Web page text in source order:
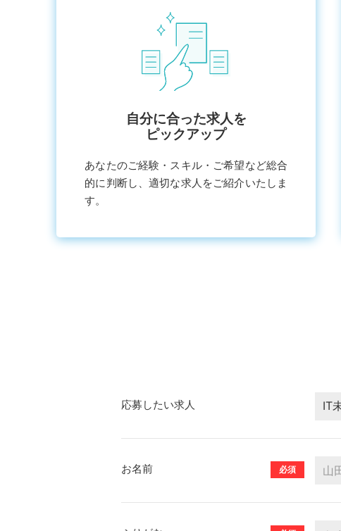
⾃分に合った求⼈を
ピックアップ
あなたのご経験・スキル・ご希望など総合
的に判断し、適切な求⼈をご紹介いたしま
す。
応募したい求人
お名前 必須